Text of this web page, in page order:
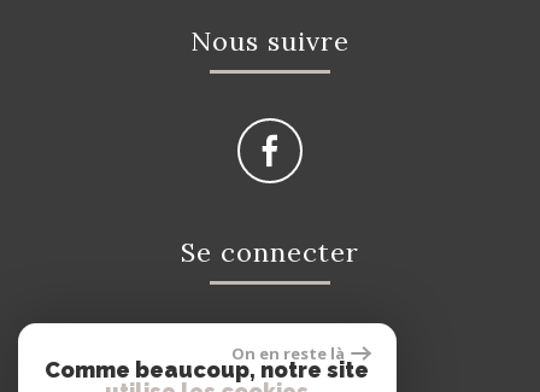
Nous suivre
Se connecter
Espace propriétaire
On en reste là
Comme beaucoup, notre site